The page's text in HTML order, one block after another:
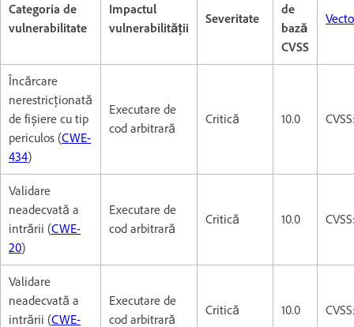
Categoria de
vulnerabilitate
Impactul
vulnerabilității
Severitate
de
bază
CVSS
Încărcare
nerestricționată
de fișiere cu tip
periculos (CWE-
434)
Executare de
cod arbitrară
Critică 10.0
Validare
neadecvată a
intrării (CWE-
20)
Executare de
cod arbitrară
Critică 10.0
Validare
neadecvată a
intrării (CWE-
Executare de
cod arbitrară
Critică 10.0